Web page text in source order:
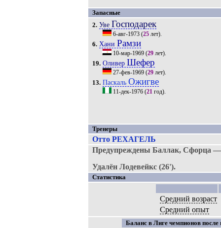
Запасные
2. Уве Господарек
6-авг-1973(25лет).
6. Хани Рамзи
10-мар-1969(29лет).
19. Оливер Шефер
27-фев-1969(29лет).
13. Паскаль Ожигве
11-дек-1976(21год).
Тренеры
Отто РЕХАГЕЛЬ
Предупреждены Баллак, Сфорца
Удалён Лодевейкс (26').
Статистика
Средний возраст
Средний опыт
Баланс в Лиге чемпионов после